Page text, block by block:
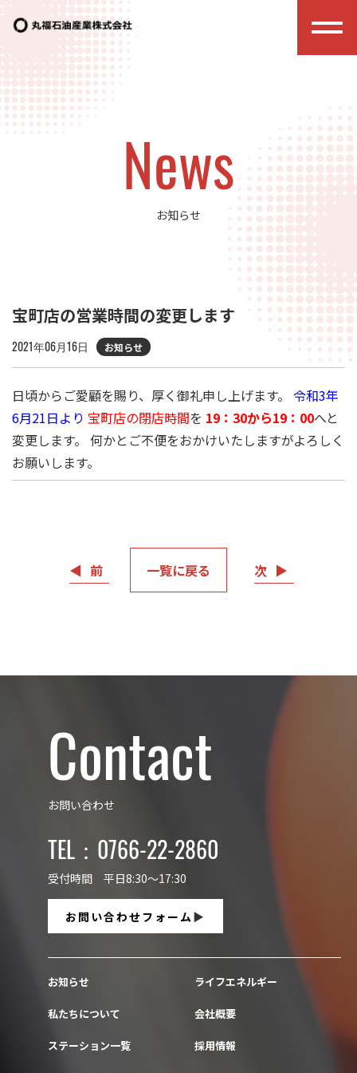
News
お知らせ
宝町店の営業時間の変更します
2021年06月16日 お知らせ
日頃からご愛顧を賜り、厚く御礼申し上げます。 令和3年
6月21日より 宝町店の閉店時間を 19：30から19：00へと
変更します。
何かとご不便をおかけいたしますがよろしく
お願いします。
◀ 前 一覧に戻る 次 ▶
Contact
お問い合わせ
TEL：0766-22-2860
受付時間 平日8:30～17:30
お問い合わせフォーム
お知らせ ライフエネルギー
私たちについて 会社概要
ステーション一覧 採用情報